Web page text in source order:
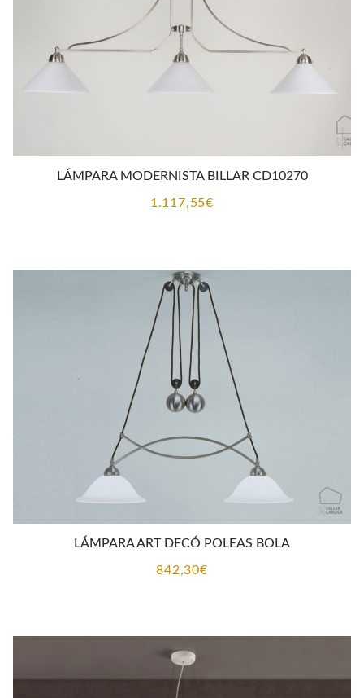
LÁMPARA MODERNISTA BILLAR CD10270
1.117,55€
LÁMPARA ART DECÓ POLEAS BOLA
842,30€